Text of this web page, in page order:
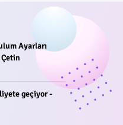
Ayarları
geçiyor -